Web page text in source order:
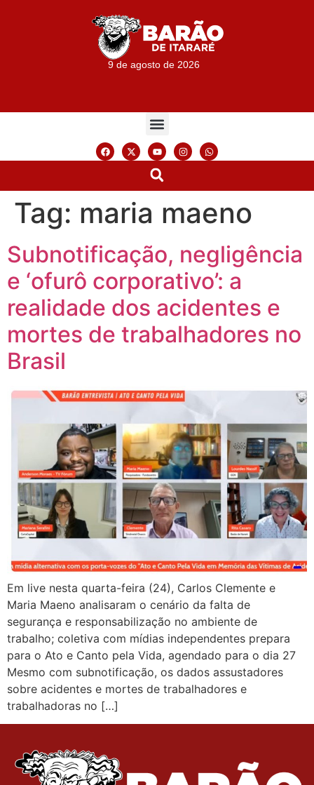
9 de agosto de 2026
Tag: maria maeno
Subnotificação, negligência
e ‘ofurô corporativo’: a
realidade dos acidentes e
mortes de trabalhadores no
Brasil
Em live nesta quarta-feira (24), Carlos Clemente e
Maria Maeno analisaram o cenário da falta de
segurança e responsabilização no ambiente de
trabalho; coletiva com mídias independentes prepara
para o Ato e Canto pela Vida, agendado para o dia 27
Mesmo com subnotificação, os dados assustadores
sobre acidentes e mortes de trabalhadores e
trabalhadoras no […]